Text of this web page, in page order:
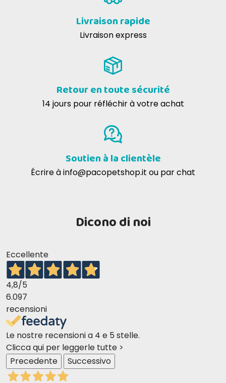
STRUVITE POUR CHATS
STRUVITE DE FARMINA VET LIFE POUR
CHATS
Cibo e confezione ok. E-shop consigliato a tutti.
Livraison rapide
Livraison express
Retour en toute sécurité
14 jours pour réfléchir à votre achat
Soutien à la clientèle
Écrire àinfo@pacopetshop.it ou par chat
Dicono di noi
Eccellente
4,8/5
6.097
recensioni
Le nostre recensioni a 4 e 5 stelle.
Clicca qui per leggerle tutte >
Precedente
Successivo